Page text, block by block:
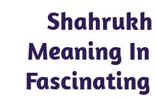
Meaning